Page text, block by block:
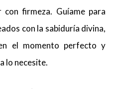
con firmeza. Guíame para
con la sabiduría divina,
el momento perfecto y
lo necesite.